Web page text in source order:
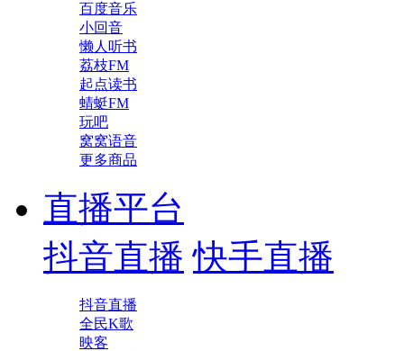
百度音乐
小回音
懒人听书
荔枝FM
起点读书
蜻蜓FM
玩吧
窝窝语音
更多商品
直播平台
抖音直播 快手直播
抖音直播
全民K歌
映客